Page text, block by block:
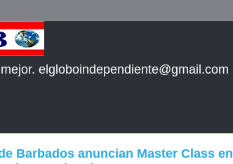
elgloboindependiente@gmail.com
Barbados anuncian Master Class en